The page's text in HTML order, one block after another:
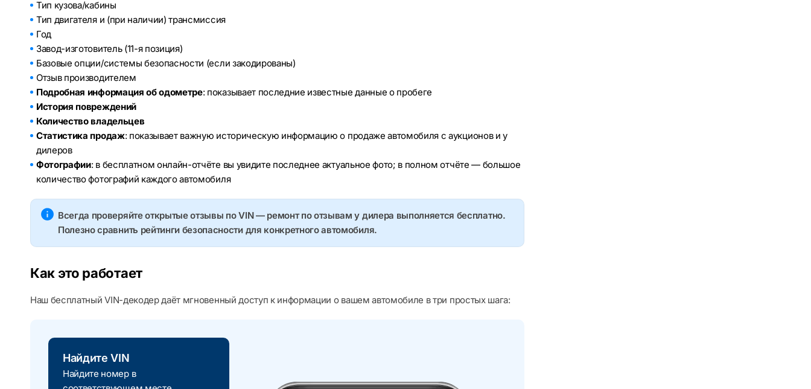
Тип кузова/кабины
Тип двигателя и (при наличии) трансмиссия
Год
Завод-изготовитель (11-я позиция)
Базовые опции/системы безопасности (если закодированы)
Отзыв производителем
Подробная информация об одометре: показывает последние известные данные о пробеге
История повреждений
Количество владельцев
Статистика продаж: показывает важную историческую информацию о продаже автомобиля с аукционов и у
дилеров
Фотографии: в бесплатном онлайн-отчёте вы увидите последнее актуальное фото; в полном отчёте — большое
количество фотографий каждого автомобиля
Всегда проверяйте открытые отзывы по VIN — ремонт по отзывам у дилера выполняется бесплатно.
Полезно сравнить рейтинги безопасности для конкретного автомобиля.
Как это работает
Наш бесплатный VIN-декодер даёт мгновенный доступ к информации о вашем автомобиле в три простых шага:
Найдите VIN
Найдите номер в